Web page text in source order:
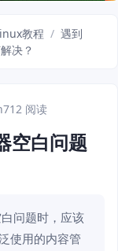
教程 / 遇到
决？
712 阅读
空白问题
问题时，应该
使用的内容管